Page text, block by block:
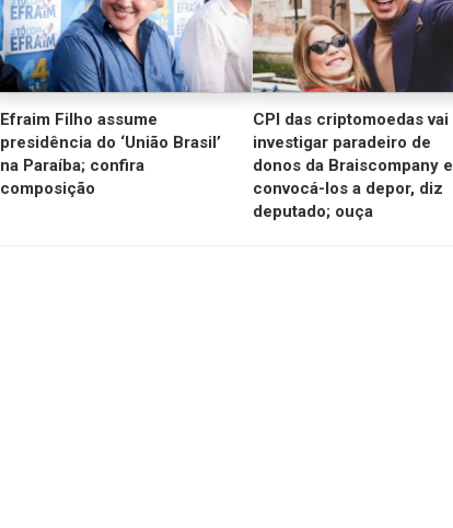
Efraim Filho assume
presidência do ‘União Brasil’
na Paraíba; confira
composição
CPI das criptomoedas vai
investigar paradeiro de
donos da Braiscompany e
convocá-los a depor, diz
deputado; ouça